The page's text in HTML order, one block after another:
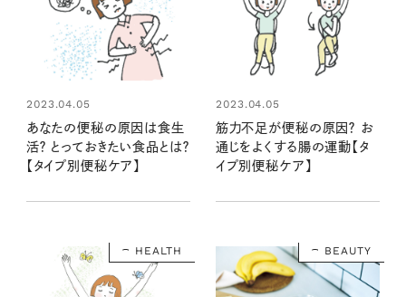
2023.04.05
あなたの便秘の原因は食生
活？ とっておきたい食品とは？
【タイプ別便秘ケア】
2023.04.05
筋力不足が便秘の原因？ お
通じをよくする腸の運動【タ
イプ別便秘ケア】
HEALTH BEAUTY